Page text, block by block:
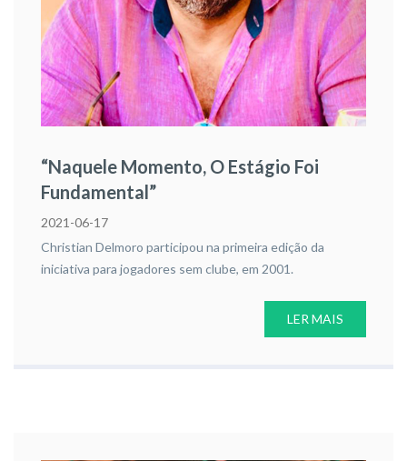
“Naquele Momento, O Estágio Foi
Fundamental”
2021-06-17
Christian Delmoro participou na primeira edição da
iniciativa para jogadores sem clube, em 2001.
LER MAIS